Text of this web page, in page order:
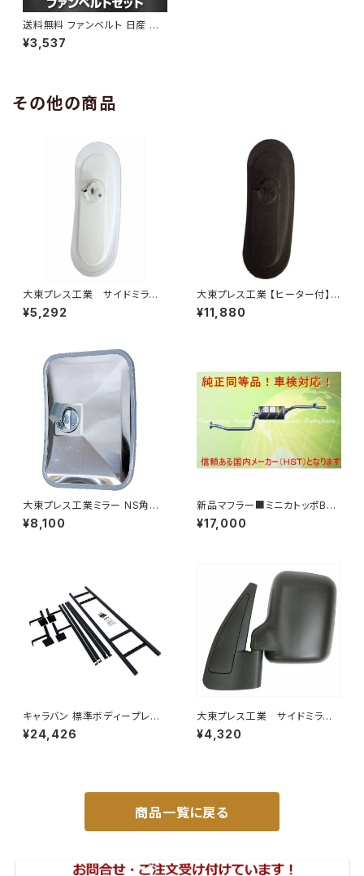
送料無料 ファンベルト 日産 セ
レナ 型式FC26 H23.02～H2
4.08 （国内トップメーカー） 1本
¥3,537
その他の商品
大東プレス工業 サイドミラー/
バックミラーH400 小判 DI-
8 DI-8
¥5,292
大東プレス工業 【ヒーター付】サ
イドミラー/バックミラー H40
0 ヒーター DI-8Z
¥11,880
大東プレス工業ミラー NS角型
トレーラーﾐﾗｰ (SUS) L013 DI
-58SUS
¥8,100
新品マフラー■ミニカトッポBJ
H42A H42V H47A H47V純
正同等/車検対応 065-75
¥17,000
キャラバン 標準ボディープレミ
アムＧＸ/ＧＸライダ～用ベッドキ
ットフレーム GZ100-1
¥24,426
大東プレス工業 サイドミラー/
バックミラースバル サンバー
左 99年～ DI-641
¥4,320
商品一覧に戻る